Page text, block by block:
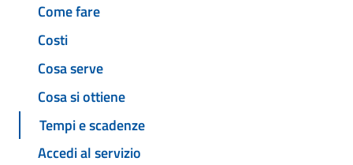
Come fare
Costi
Cosa serve
Cosa si ottiene
Tempi e scadenze
Accedi al servizio